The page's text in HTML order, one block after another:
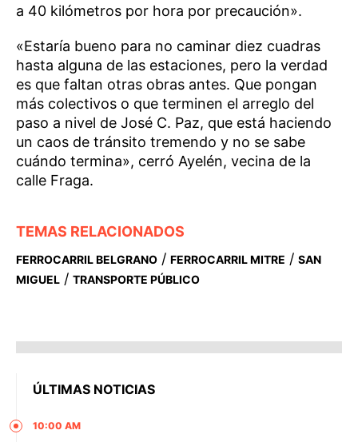
a 40 kilómetros por hora por precaución».
«Estaría bueno para no caminar diez cuadras
hasta alguna de las estaciones, pero la verdad
es que faltan otras obras antes. Que pongan
más colectivos o que terminen el arreglo del
paso a nivel de José C. Paz, que está haciendo
un caos de tránsito tremendo y no se sabe
cuándo termina», cerró Ayelén, vecina de la
calle Fraga.
TEMAS RELACIONADOS
FERROCARRIL BELGRANO / FERROCARRIL MITRE / SAN
MIGUEL / TRANSPORTE PÚBLICO
ÚLTIMAS NOTICIAS
10:00 AM